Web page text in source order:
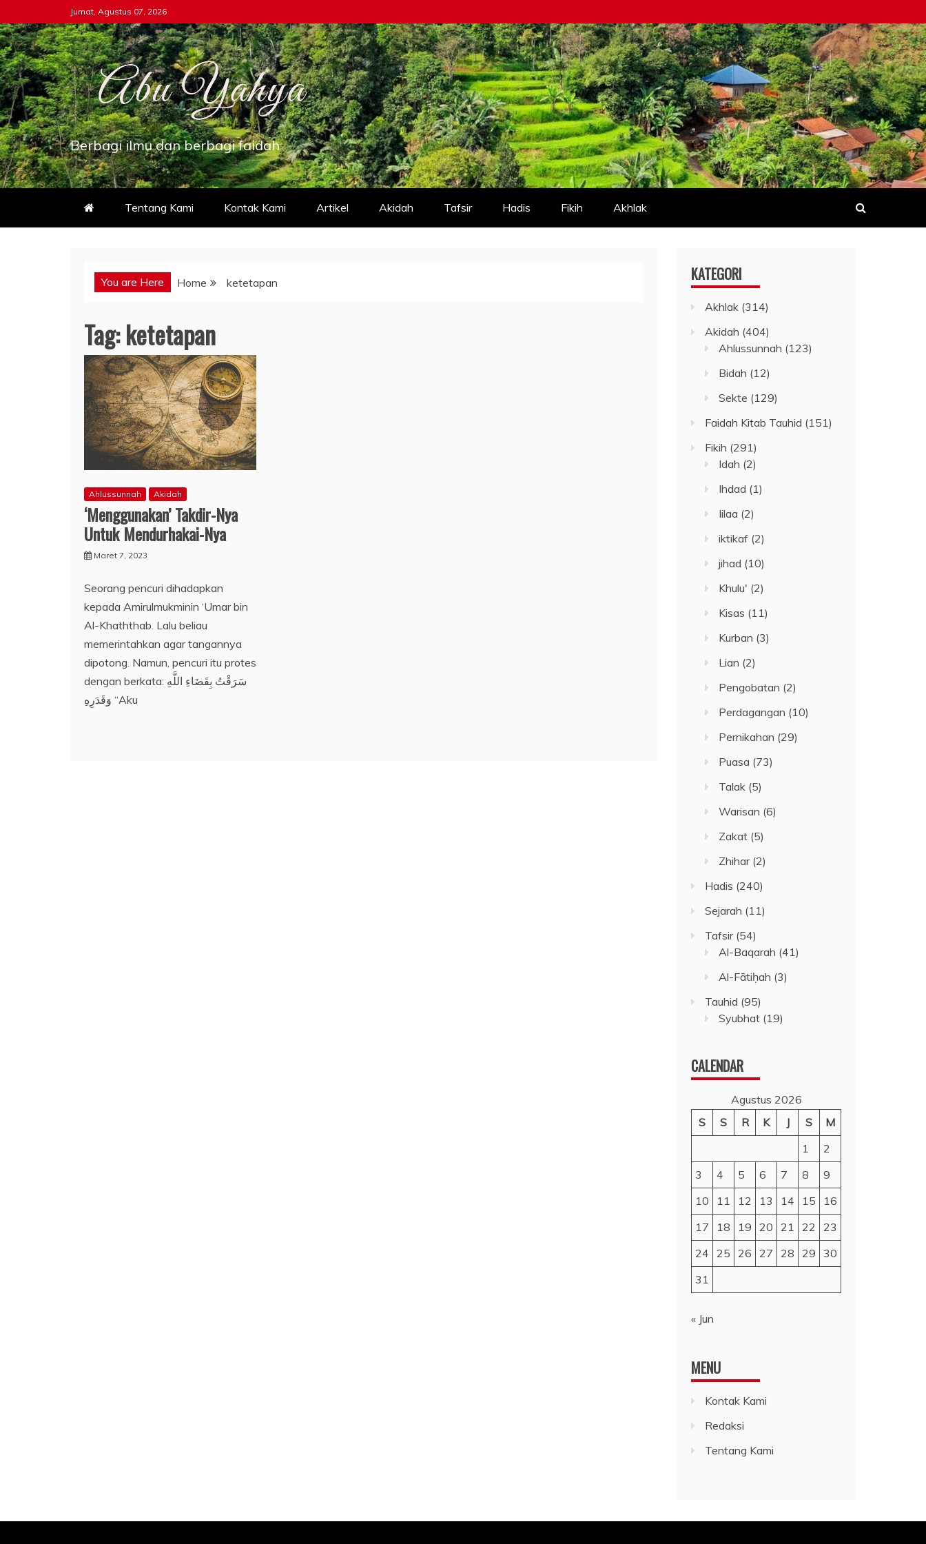
to
content
Jumat, Agustus 07, 2026
Berbagi ilmu dan berbagi faidah
Tentang Kami Kontak Kami Artikel Akidah Tafsir Hadis Fikih Akhlak
You are Here Home ketetapan
Tag:ketetapan
Ahlussunnah Akidah
‘Menggunakan’ Takdir-Nya
Untuk Mendurhakai-Nya
Maret 7, 2023
Seorang pencuri dihadapkan
kepada Amirulmukminin ‘Umar bin
Al-Khaththab. Lalu beliau
memerintahkan agar tangannya
dipotong. Namun, pencuri itu protes
dengan berkata: سَرَقْتُ بِقَضَاءِ اللَّهِ
وَقَدَرِهِ “Aku
KATEGORI
Akhlak (314)
Akidah (404)
Ahlussunnah (123)
Bidah (12)
Sekte (129)
Faidah Kitab Tauhid (151)
Fikih (291)
Idah (2)
Ihdad (1)
Iilaa (2)
iktikaf (2)
jihad (10)
Khulu' (2)
Kisas (11)
Kurban (3)
Lian (2)
Pengobatan (2)
Perdagangan (10)
Pernikahan (29)
Puasa (73)
Talak (5)
Warisan (6)
Zakat (5)
Zhihar(2)
Hadis (240)
Sejarah (11)
Tafsir(54)
Al-Baqarah (41)
Al-Fātiḥah (3)
Tauhid (95)
Syubhat (19)
CALENDAR
Agustus 2026
S
S R K J S
M
1
2
3
4 5 6 7 8
9
10
11 12 13 14 15
16
17
18 19 20 21 22
23
24
25 26 27 28 29
30
31
« Jun
MENU
Kontak Kami
Redaksi
Tentang Kami